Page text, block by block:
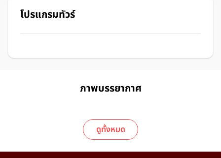
โปรแกรมทัวร์
ภาพบรรยากาศ
ดูทั้งหมด